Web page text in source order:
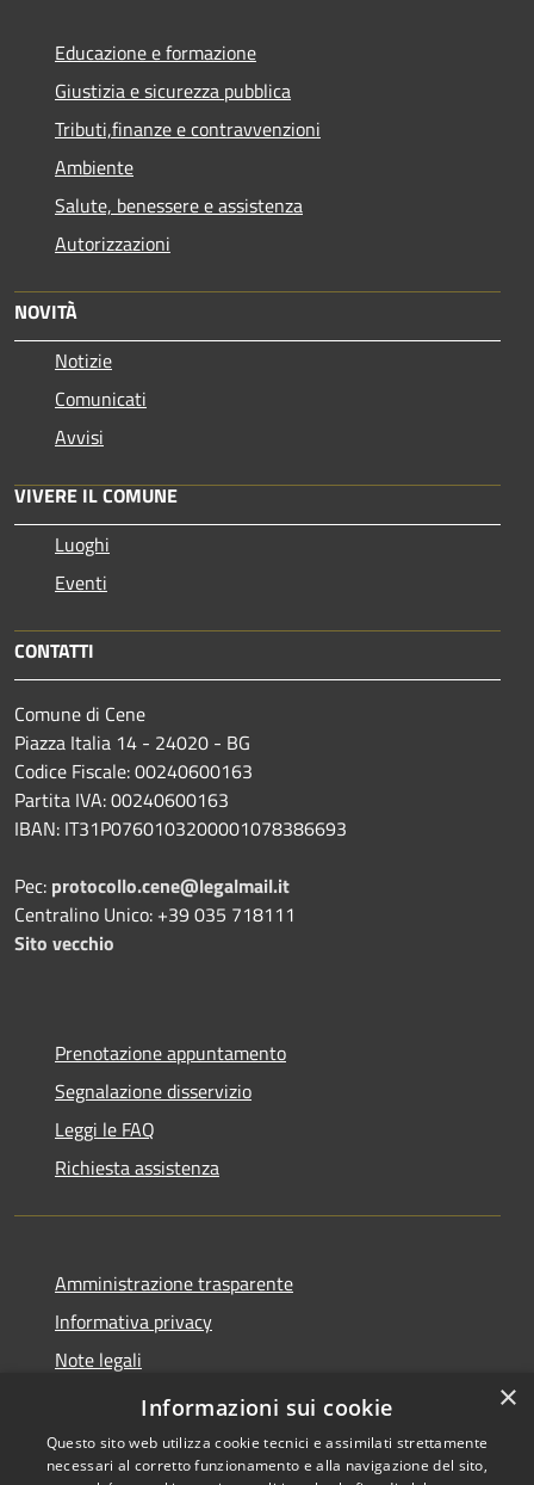
Educazione e formazione
Giustizia e sicurezza pubblica
Tributi,finanze e contravvenzioni
Ambiente
Salute, benessere e assistenza
Autorizzazioni
NOVITÀ
Notizie
Comunicati
Avvisi
VIVERE IL COMUNE
Luoghi
Eventi
CONTATTI
Comune di Cene
Piazza Italia 14 - 24020 - BG
Codice Fiscale: 00240600163
Partita IVA: 00240600163
IBAN: IT31P0760103200001078386693
Pec: protocollo.cene@legalmail.it
Centralino Unico: +39 035 718111
Sito vecchio
Prenotazione appuntamento
Segnalazione disservizio
Leggi le FAQ
Richiesta assistenza
Amministrazione trasparente
Informativa privacy
Note legali
Dichiarazione di accessibilità
×
Informazioni sui cookie
Questo sito web utilizza cookie tecnici e assimilati strettamente
necessari al corretto funzionamento e alla navigazione del sito,